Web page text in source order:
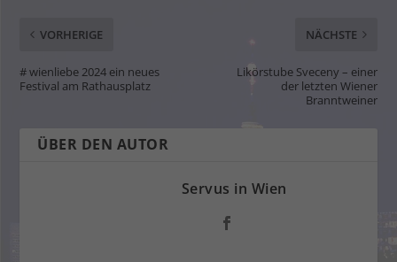
VORHERIGE
# wienliebe 2024 ein neues
Festival am Rathausplatz
NÄCHSTE
Likörstube Sveceny – einer
der letzten Wiener
Branntweiner
ÜBER DEN AUTOR
Servus in Wien